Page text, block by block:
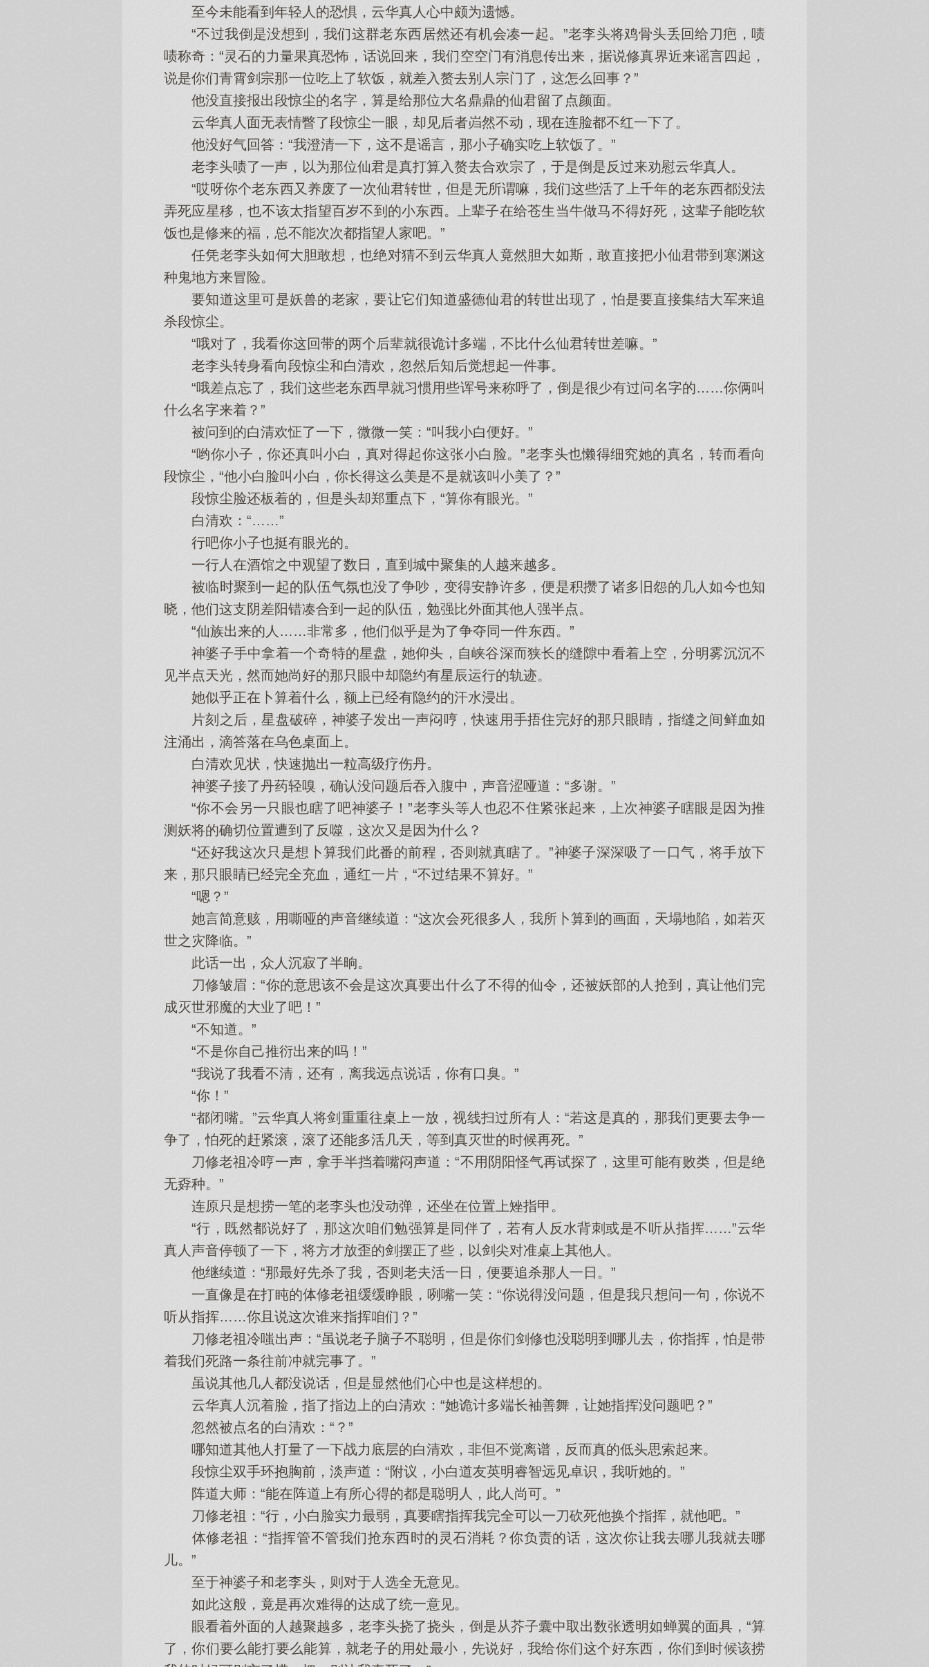
至今未能看到年轻人的恐惧，云华真人心中颇为遗憾。
“不过我倒是没想到，我们这群老东西居然还有机会凑一起。”老李头将鸡骨头丢回给刀疤，啧
啧称奇：“灵石的力量果真恐怖，话说回来，我们空空门有消息传出来，据说修真界近来谣言四起，
说是你们青霄剑宗那一位吃上了软饭，就差入赘去别人宗门了，这怎么回事？”
他没直接报出段惊尘的名字，算是给那位大名鼎鼎的仙君留了点颜面。
云华真人面无表情瞥了段惊尘一眼，却见后者岿然不动，现在连脸都不红一下了。
他没好气回答：“我澄清一下，这不是谣言，那小子确实吃上软饭了。”
老李头啧了一声，以为那位仙君是真打算入赘去合欢宗了，于是倒是反过来劝慰云华真人。
“哎呀你个老东西又养废了一次仙君转世，但是无所谓嘛，我们这些活了上千年的老东西都没法
弄死应星移，也不该太指望百岁不到的小东西。上辈子在给苍生当牛做马不得好死，这辈子能吃软
饭也是修来的福，总不能次次都指望人家吧。”
任凭老李头如何大胆敢想，也绝对猜不到云华真人竟然胆大如斯，敢直接把小仙君带到寒渊这
种鬼地方来冒险。
要知道这里可是妖兽的老家，要让它们知道盛德仙君的转世出现了，怕是要直接集结大军来追
杀段惊尘。
“哦对了，我看你这回带的两个后辈就很诡计多端，不比什么仙君转世差嘛。”
老李头转身看向段惊尘和白清欢，忽然后知后觉想起一件事。
“哦差点忘了，我们这些老东西早就习惯用些诨号来称呼了，倒是很少有过问名字的……你俩叫
什么名字来着？”
被问到的白清欢怔了一下，微微一笑：“叫我小白便好。”
“哟你小子，你还真叫小白，真对得起你这张小白脸。”老李头也懒得细究她的真名，转而看向
段惊尘，“他小白脸叫小白，你长得这么美是不是就该叫小美了？”
段惊尘脸还板着的，但是头却郑重点下，“算你有眼光。”
白清欢：“……”
行吧你小子也挺有眼光的。
一行人在酒馆之中观望了数日，直到城中聚集的人越来越多。
被临时聚到一起的队伍气氛也没了争吵，变得安静许多，便是积攒了诸多旧怨的几人如今也知
晓，他们这支阴差阳错凑合到一起的队伍，勉强比外面其他人强半点。
“仙族出来的人……非常多，他们似乎是为了争夺同一件东西。”
神婆子手中拿着一个奇特的星盘，她仰头，自峡谷深而狭长的缝隙中看着上空，分明雾沉沉不
见半点天光，然而她尚好的那只眼中却隐约有星辰运行的轨迹。
她似乎正在卜算着什么，额上已经有隐约的汗水浸出。
片刻之后，星盘破碎，神婆子发出一声闷哼，快速用手捂住完好的那只眼睛，指缝之间鲜血如
注涌出，滴答落在乌色桌面上。
白清欢见状，快速抛出一粒高级疗伤丹。
神婆子接了丹药轻嗅，确认没问题后吞入腹中，声音涩哑道：“多谢。”
“你不会另一只眼也瞎了吧神婆子！”老李头等人也忍不住紧张起来，上次神婆子瞎眼是因为推
测妖将的确切位置遭到了反噬，这次又是因为什么？
“还好我这次只是想卜算我们此番的前程，否则就真瞎了。”神婆子深深吸了一口气，将手放下
来，那只眼睛已经完全充血，通红一片，“不过结果不算好。”
“嗯？”
她言简意赅，用嘶哑的声音继续道：“这次会死很多人，我所卜算到的画面，天塌地陷，如若灭
世之灾降临。”
此话一出，众人沉寂了半晌。
刀修皱眉：“你的意思该不会是这次真要出什么了不得的仙令，还被妖部的人抢到，真让他们完
成灭世邪魔的大业了吧！”
“不知道。”
“不是你自己推衍出来的吗！”
“我说了我看不清，还有，离我远点说话，你有口臭。”
“你！”
“都闭嘴。”云华真人将剑重重往桌上一放，视线扫过所有人：“若这是真的，那我们更要去争一
争了，怕死的赶紧滚，滚了还能多活几天，等到真灭世的时候再死。”
刀修老祖冷哼一声，拿手半挡着嘴闷声道：“不用阴阳怪气再试探了，这里可能有败类，但是绝
无孬种。”
连原只是想捞一笔的老李头也没动弹，还坐在位置上矬指甲。
“行，既然都说好了，那这次咱们勉强算是同伴了，若有人反水背刺或是不听从指挥……”云华
真人声音停顿了一下，将方才放歪的剑摆正了些，以剑尖对准桌上其他人。
他继续道：“那最好先杀了我，否则老夫活一日，便要追杀那人一日。”
一直像是在打盹的体修老祖缓缓睁眼，咧嘴一笑：“你说得没问题，但是我只想问一句，你说不
听从指挥……你且说这次谁来指挥咱们？”
刀修老祖冷嗤出声：“虽说老子脑子不聪明，但是你们剑修也没聪明到哪儿去，你指挥，怕是带
着我们死路一条往前冲就完事了。”
虽说其他几人都没说话，但是显然他们心中也是这样想的。
云华真人沉着脸，指了指边上的白清欢：“她诡计多端长袖善舞，让她指挥没问题吧？”
忽然被点名的白清欢：“？”
哪知道其他人打量了一下战力底层的白清欢，非但不觉离谱，反而真的低头思索起来。
段惊尘双手环抱胸前，淡声道：“附议，小白道友英明睿智远见卓识，我听她的。”
阵道大师：“能在阵道上有所心得的都是聪明人，此人尚可。”
刀修老祖：“行，小白脸实力最弱，真要瞎指挥我完全可以一刀砍死他换个指挥，就他吧。”
体修老祖：“指挥管不管我们抢东西时的灵石消耗？你负责的话，这次你让我去哪儿我就去哪
儿。”
至于神婆子和老李头，则对于人选全无意见。
如此这般，竟是再次难得的达成了统一意见。
眼看着外面的人越聚越多，老李头挠了挠头，倒是从芥子囊中取出数张透明如蝉翼的面具，“算
了，你们要么能打要么能算，就老子的用处最小，先说好，我给你们这个好东西，你们到时候该捞